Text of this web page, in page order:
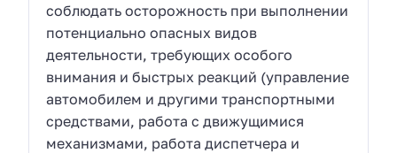
соблюдать осторожность при выполнении
потенциально опасных видов
деятельности, требующих особого
внимания и быстрых реакций (управление
автомобилем и другими транспортными
средствами, работа с движущимися
механизмами, работа диспетчера и